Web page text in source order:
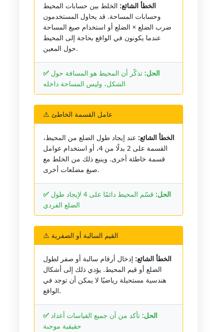
الخطأ الشائع: الخلط بين حسابات المحيط
وحسابات المساحة. قد يحاول المستخدمون
ضرب الضلع × الضلع أو استخدام صيغ المساحة
عندما يكونون في الواقع بحاجة إلى المحيط
حول المعين.
✅ الحل: تذكّر أن المحيط هو المسافة حول
الشكل، وليس المساحة داخله
⚠️ عامل القسمة الخاطئ
الخطأ الشائع: عند إيجاد طول الضلع من المحيط،
القسمة على 2 بدلًا من 4، أو استخدام عوامل
قسمة خاطئة أخرى. وينبع ذلك من الخلط مع
صيغ مضلعات أخرى.
✅ الحل:
قسّم المحيط دائمًا على 4 لإيجاد طول
الضلع الفردي
⚠️ القيم السالبة أو الصفرية
الخطأ الشائع: إدخال أرقام سالبة أو صفر لطول
الضلع أو قيم المحيط. يؤدي ذلك إلى أشكال
هندسية مستحيلة رياضيًا لا يمكن أن توجد في
الواقع.
✅ الحل: تأكد من أن جميع القياسات أعداد
حقيقية موجبة